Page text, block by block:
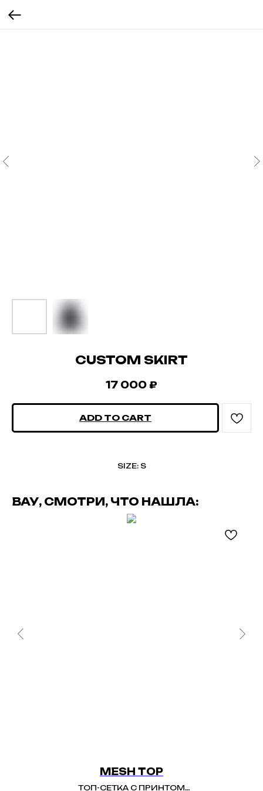
CUSTOM SKIRT
17 000 ₽
ADD TO CART
SIZE: S
ВАУ, СМОТРИ, ЧТО НАШЛА:
MESH TOP
ТОП-СЕТКА С ПРИНТОМ